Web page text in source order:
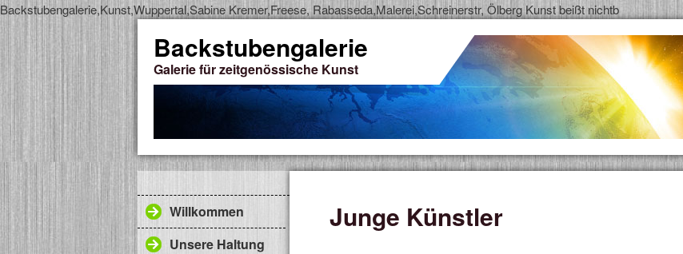
Backstubengalerie,Kunst,Wuppertal,Sabine Kremer,Freese, Rabasseda,Malerei,Schreinerstr, Ölberg Kunst beißt nichtb
Backstubengalerie
Galerie für zeitgenössische Kunst
Willkommen
Unsere Haltung
Junge Künstler